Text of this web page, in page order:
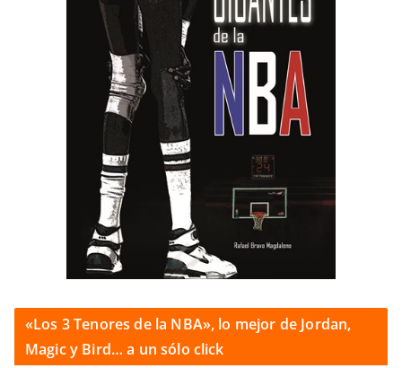
«Los 3 Tenores de la NBA», lo mejor de Jordan,
Magic y Bird… a un sólo click